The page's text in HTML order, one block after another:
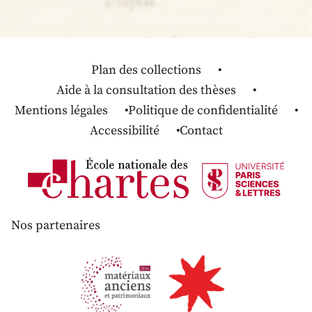
Plan des collections
Aide à la consultation des thèses
Mentions légales
Politique de confidentialité
Accessibilité
Contact
Nos partenaires